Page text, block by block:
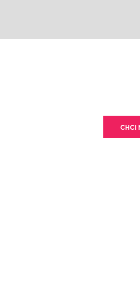
CHCI